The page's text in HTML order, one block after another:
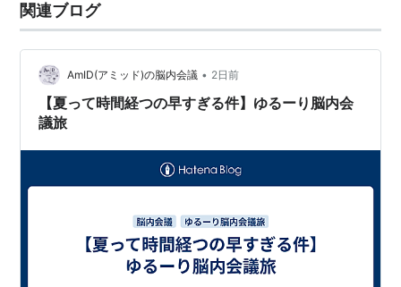
関連ブログ
AmID(アミッド)の脳内会議 • 2日前
【夏って時間経つの早すぎる件】ゆるーり脳内会
議旅